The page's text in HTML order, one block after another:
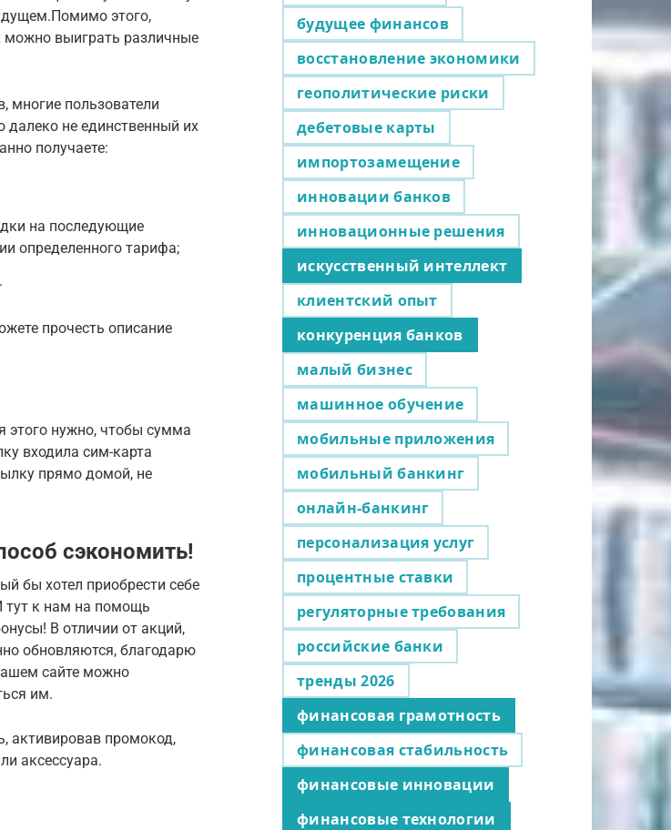
этого,
можно выиграть различные
многие пользователи
далеко не единственный их
получаете:
на последующие
определенного тарифа;
прочесть описание
этого нужно, чтобы сумма
входила сим-карта
прямо домой, не
сэкономить!
бы хотел приобрести себе
тут к нам на помощь
В отличии от акций,
обновляются, благодарю
сайте можно
им.
активировав промокод,
аксессуара.
будущее финансов
восстановление экономики
геополитические риски
дебетовые карты
импортозамещение
инновации банков
инновационные решения
искусственный интеллект
клиентский опыт
конкуренция банков
малый бизнес
машинное обучение
мобильные приложения
мобильный банкинг
онлайн-банкинг
персонализация услуг
процентные ставки
регуляторные требования
российские банки
тренды 2026
финансовая грамотность
финансовая стабильность
финансовые инновации
финансовые технологии